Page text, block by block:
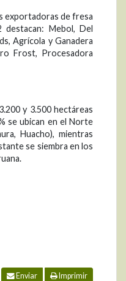
exportadoras de fresa
Mebol, Del
Agrícola y Ganadera
Frost, Procesadora
y 3.500 hectáreas
se ubican en el Norte
Huacho), mientras
se siembra en los
Enviar Imprimir